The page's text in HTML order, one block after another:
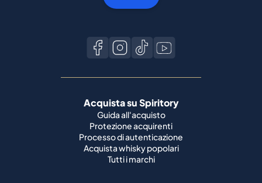
Acquista su Spiritory
Guida all'acquisto
Protezione acquirenti
Processo di autenticazione
Acquista whisky popolari
Tutti i marchi